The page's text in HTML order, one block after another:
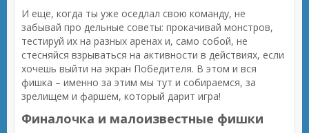
И еще, когда ты уже оседлал свою команду, не
забывай про дельные советы: прокачивай монстров,
тестируй их на разных аренах и, само собой, не
стесняйся взрываться на активности в действиях, если
хочешь выйти на экран Победителя. В этом и вся
фишка – именно за этим мы тут и собираемся, за
зрелищем и фаршем, который дарит игра!
Финалочка и малоизвестные фишки